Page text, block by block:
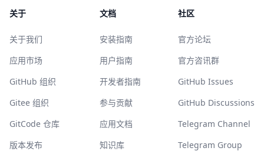
关于
关于我们
应用市场
GitHub 组织
Gitee 组织
GitCode 仓库
版本发布
文档
安装指南
用户指南
开发者指南
参与贡献
应用文档
知识库
社区
官方论坛
官方咨讯群
GitHub Issues
GitHub Discussions
Telegram Channel
Telegram Group